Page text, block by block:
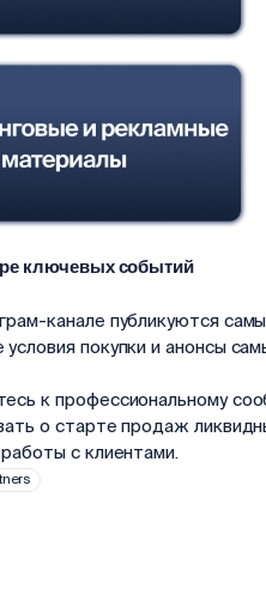
ключевых событий
канале публикуются
условия покупки и анонсы
к профессиональному
о старте продаж
с клиентами.